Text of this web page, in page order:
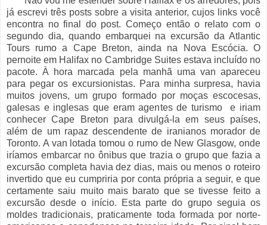
já escrevi três posts sobre a visita anterior, cujos links você
encontra no final do post. Começo então o relato com o
segundo dia, quando embarquei na excursão da Atlantic
Tours rumo a Cape Breton, ainda na Nova Escócia. O
pernoite em Halifax no Cambridge Suites estava incluído no
pacote. À hora marcada pela manhã uma van apareceu
para pegar os excursionistas. Para minha surpresa, havia
muitos jovens, um grupo formado por moças escocesas,
galesas e inglesas que eram agentes de turismo e iriam
conhecer Cape Breton para divulgá-la em seus países,
além de um rapaz descendente de iranianos morador de
Toronto. A van lotada tomou o rumo de New Glasgow, onde
iríamos embarcar no ônibus que trazia o grupo que fazia a
excursão completa havia dez dias, mais ou menos o roteiro
invertido que eu cumpriria por conta própria a seguir, e que
certamente saiu muito mais barato que se tivesse feito a
excursão desde o início. Esta parte do grupo seguia os
moldes tradicionais, praticamente toda formada por norte-